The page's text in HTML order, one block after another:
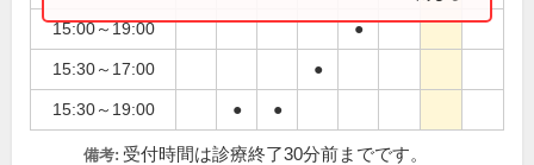
15:00～19:00 ●
15:30～17:00 ●
15:30～19:00 ● ●
備考: 受付時間は診療終了30分前までです。